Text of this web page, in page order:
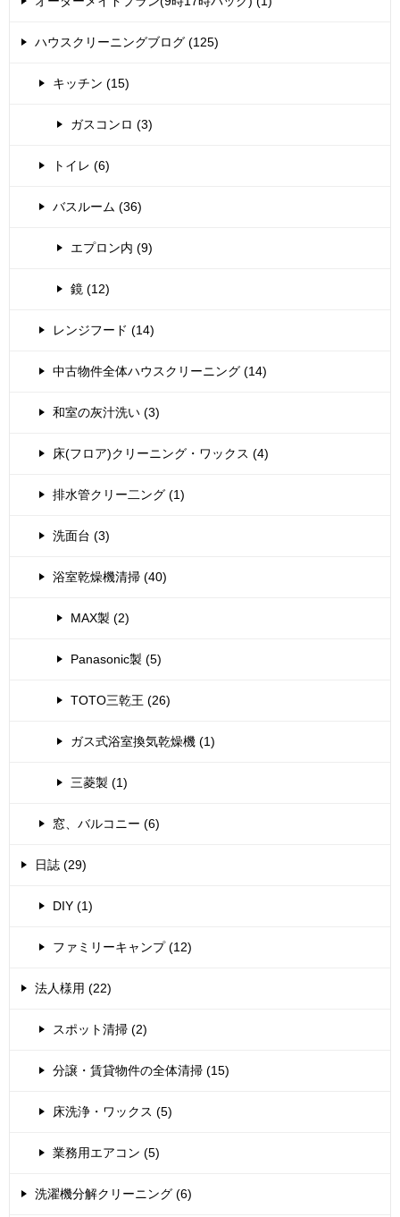
ハウスクリーニングブログ (125)
キッチン (15)
ガスコンロ (3)
トイレ (6)
バスルーム (36)
エプロン内 (9)
鏡 (12)
レンジフード (14)
中古物件全体ハウスクリーニング (14)
和室の灰汁洗い (3)
床(フロア)クリーニング・ワックス (4)
排水管クリー二ング (1)
洗面台 (3)
浴室乾燥機清掃 (40)
MAX製 (2)
Panasonic製 (5)
TOTO三乾王 (26)
ガス式浴室換気乾燥機 (1)
三菱製 (1)
窓、バルコニー (6)
日誌 (29)
DIY (1)
ファミリーキャンプ (12)
法人様用 (22)
スポット清掃 (2)
分譲・賃貸物件の全体清掃 (15)
床洗浄・ワックス (5)
業務用エアコン (5)
洗濯機分解クリーニング (6)